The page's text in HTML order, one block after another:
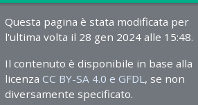
Questa pagina è stata modificata per
l'ultima volta il 28 gen 2024 alle 15:48.
Il contenuto è disponibile in base alla
licenza CC BY-SA 4.0 e GFDL , se non
diversamente specificato.